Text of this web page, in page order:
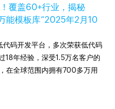
覆盖60+行业，揭秘
能模板库”2025年2月10
码开发平台，多次荣获低代码
18年经验，深受1.5万名客户的
在全球范围内拥有700多万用